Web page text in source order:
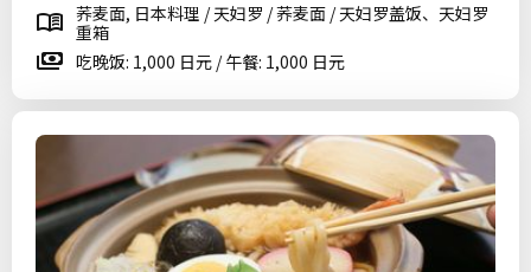
荞麦面, 日本料理 / 天妇罗 / 荞麦面 / 天妇罗盖饭、天妇罗
重箱
吃晚饭: 1,000 日元 / 午餐: 1,000 日元